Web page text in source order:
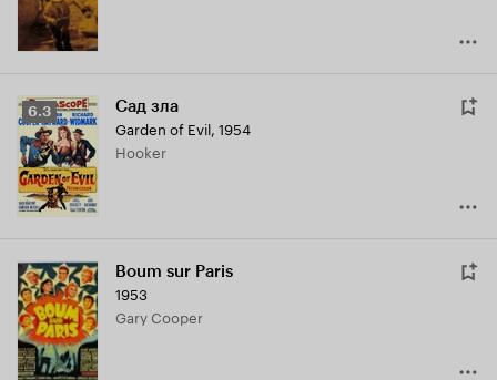
Рейтинг
Кинопоиска
6.3
6.3 Сад зла
Garden of Evil, 1954
Hooker
Boum sur Paris
1953
Gary Cooper